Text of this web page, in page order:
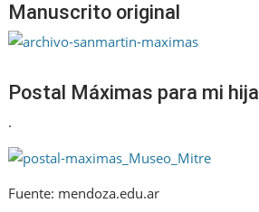
Manuscrito original
Postal Máximas para mi hija
.
Fuente: mendoza.edu.ar